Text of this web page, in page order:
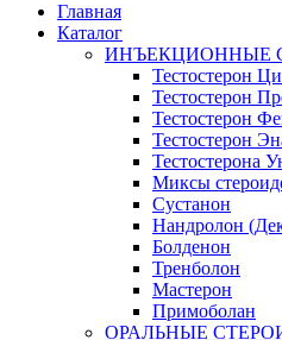
Главная
Каталог
ИНЪЕКЦИОННЫЕ
Тестостерон
Тестостерон
Тестостерон
Тестостерон
Тестостерона
Миксы
Сустанон
Нандролон
Болденон
Тренболон
Мастерон
Примоболан
ОРАЛЬНЫЕ